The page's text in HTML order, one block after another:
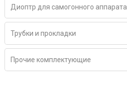
Диоптр для самогонного аппарата
Трубки и прокладки
Прочие комплектующие